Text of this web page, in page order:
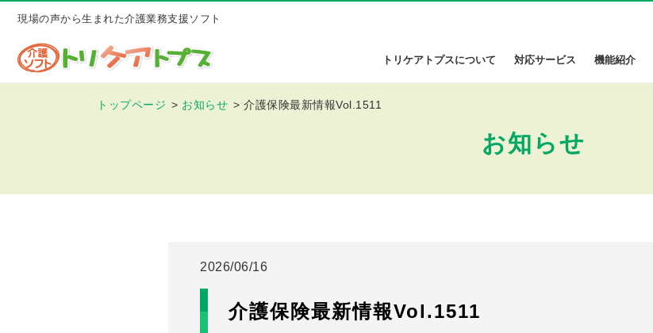
現場の声から生まれた介護業務支援ソフト
トリケアトプスについて 対応サービス 機能紹介
トップページ お知らせ 介護保険最新情報Vol.1511
お知らせ
2026/06/16
介護保険最新情報Vol.1511